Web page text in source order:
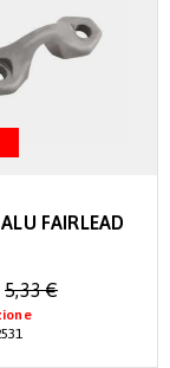
FAIRLEAD
5,33 €